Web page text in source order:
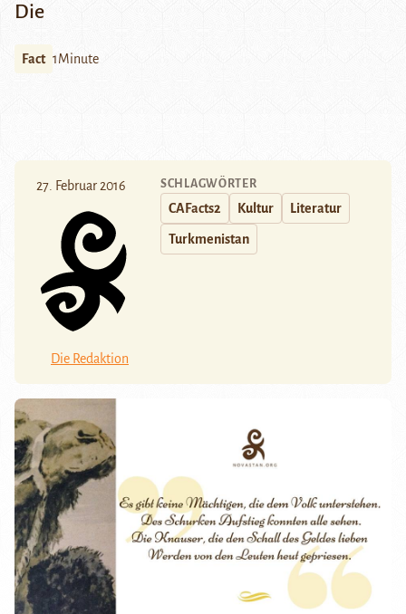
Die
Fact 1Minute
27. Februar 2016
Die Redaktion
SCHLAGWÖRTER
CAFacts2 Kultur Literatur
Turkmenistan